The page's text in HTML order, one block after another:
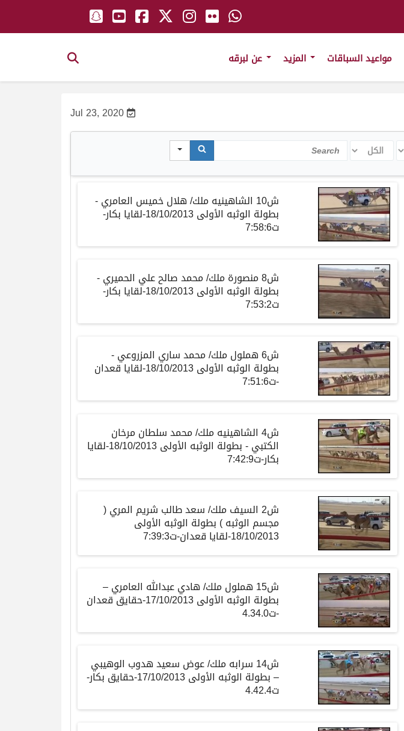
مواعيد السباقات
Jul 23, 2020
الكل Search
ش10 الشاهينيه ملك/ هلال خميس العامري -
بطولة الوثبه الأولى 18/10/2013-لقايا بكار-
ت7:58:6
ش8 منصورة ملك/ محمد صالح علي الحميري -
بطولة الوثبه الأولى 18/10/2013-لقايا بكار-
ت7:53:2
ش6 هملول ملك/ محمد ساري المزروعي -
بطولة الوثبه الأولى 18/10/2013-لقايا قعدان
-ت7:51:6
ش4 الشاهينيه ملك/ محمد سلطان مرخان
الكتبي - بطولة الوثبه الأولى 18/10/2013-لقايا
بكار-ت7:42:9
ش2 السيف ملك/ سعد طالب شريم المري (
مجسم الوثبه ) بطولة الوثبه الأولى
18/10/2013-لقايا قعدان-ت7:39:3
ش15 هملول ملك/ هادي عبدالله العامري –
بطولة الوثبه الأولى 17/10/2013-حقايق قعدان
-ت4.34.0
ش14 سرابه ملك/ عوض سعيد هدوب الوهيبي
– بطولة الوثبه الأولى 17/10/2013-حقايق بكار-
ت4.42.4